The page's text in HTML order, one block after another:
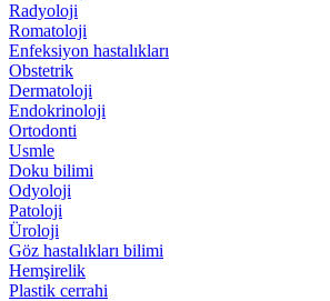
Radyoloji
Romatoloji
Enfeksiyon hastalıkları
Obstetrik
Dermatoloji
Endokrinoloji
Ortodonti
Usmle
Doku bilimi
Odyoloji
Patoloji
Üroloji
Göz hastalıkları bilimi
Hemşirelik
Plastik cerrahi